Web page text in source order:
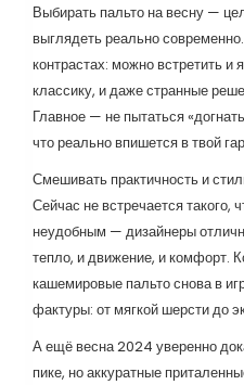
Выбирать пальто на весну —
выглядеть реально
контрастах: можно встретить и
классику, и даже странные
Главное — не пытаться
что реально впишется в твой
Смешивать практичность и
Сейчас не встречается такого,
неудобным — дизайнеры
тепло, и движение, и комфорт.
кашемировые пальто снова в
фактуры: от мягкой шерсти до
А ещё весна 2024 уверенно
пике, но аккуратные